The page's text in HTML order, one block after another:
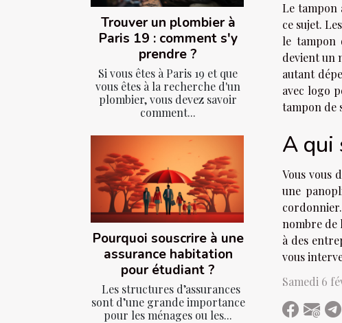
Trouver un plombier à
Paris 19 : comment s'y
prendre ?
Si vous êtes à Paris 19 et que
vous êtes à la recherche d'un
plombier, vous devez savoir
comment...
Pourquoi souscrire à une
assurance habitation
pour étudiant ?
Les structures d’assurances
sont d’une grande importance
pour les ménages ou les...
Le tampon
ce sujet.
le tampon
devient un
autant
avec logo
tampon de
A qui
Vous vous
une
nombre de
à des
vous
Samedi 6